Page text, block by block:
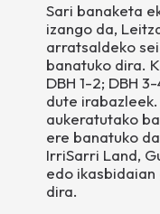
Sari banaketa
izango da,
arratsaldeko
banatuko dira.
DBH 1-2; DBH
dute
aukeratutako
ere banatuko
IrriSarri Land,
edo
dira.